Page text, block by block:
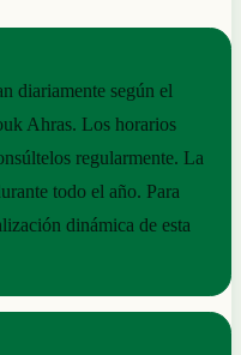
diariamente según el
Ahras. Los horarios
regularmente. La
todo el año. Para
dinámica de esta